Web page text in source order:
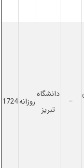
–
دانشگاه
تبریز
روزانه1724